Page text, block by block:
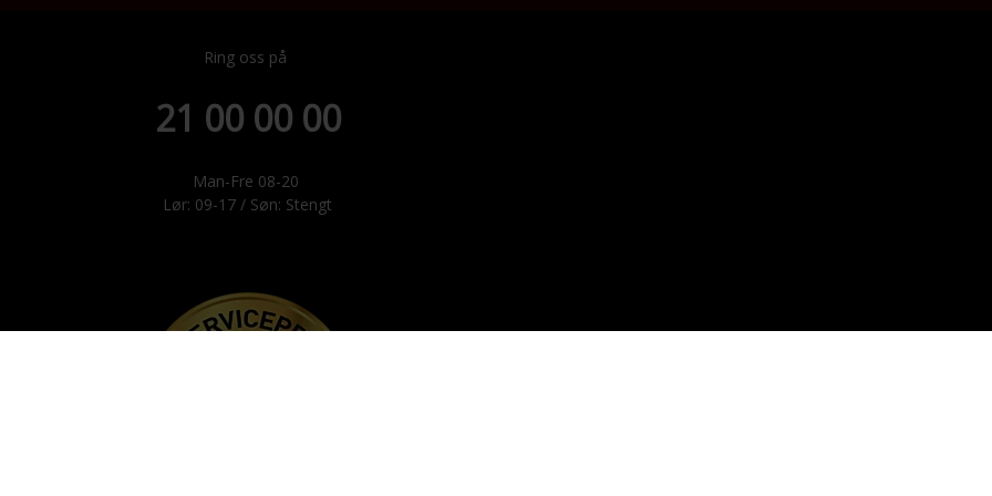
Ring oss på
21 00 00 00
Man-Fre 08-20
Lør: 09-17 / Søn: Stengt